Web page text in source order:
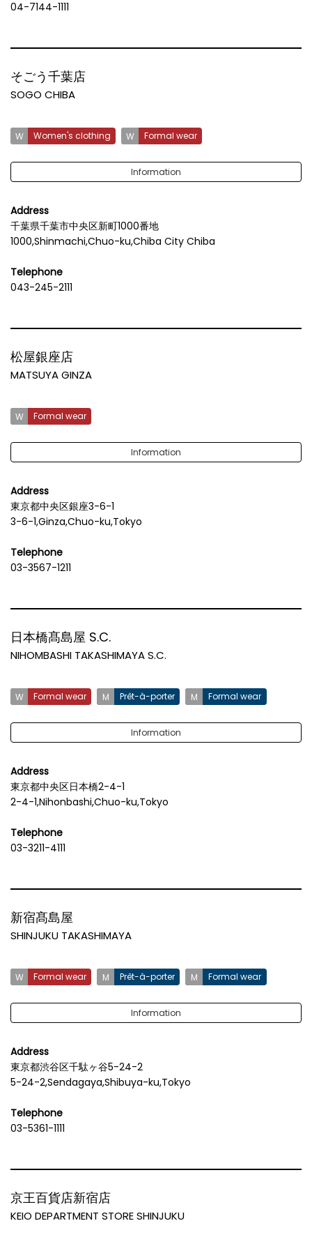
04-7144-1111
そごう千葉店
SOGO CHIBA
Women's clothing Formal wear
Information
Address
千葉県千葉市中央区新町1000番地
1000,Shinmachi,Chuo-ku,Chiba City Chiba
Telephone
043-245-2111
松屋銀座店
MATSUYA GINZA
Formal wear
Information
Address
東京都中央区銀座3-6-1
3-6-1,Ginza,Chuo-ku,Tokyo
Telephone
03-3567-1211
日本橋髙島屋 S.C.
NIHOMBASHI TAKASHIMAYA S.C.
Formal wear Prêt-à-porter Formal wear
Information
Address
東京都中央区日本橋2-4-1
2-4-1,Nihonbashi,Chuo-ku,Tokyo
Telephone
03-3211-4111
新宿髙島屋
SHINJUKU TAKASHIMAYA
Formal wear Prêt-à-porter Formal wear
Information
Address
東京都渋谷区千駄ヶ谷5-24-2
5-24-2,Sendagaya,Shibuya-ku,Tokyo
Telephone
03-5361-1111
京王百貨店新宿店
KEIO DEPARTMENT STORE SHINJUKU